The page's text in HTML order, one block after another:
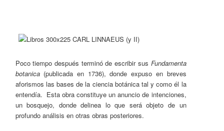
Poco tiempo después terminó de escribir sus Fundamenta
botanica(publicada en 1736), donde expuso en breves
aforismos las bases de la ciencia botánica tal y como él la
entendía. Esta obra constituye un anuncio de intenciones,
un bosquejo, donde delinea lo que será objeto de un
profundo análisis en otras obras posteriores.